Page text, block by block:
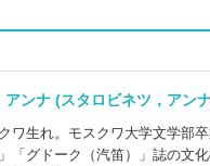
アンナ (スタロビネツ，
ワ生れ。モスクワ大学文学部
「グドーク（汽笛）」誌の文